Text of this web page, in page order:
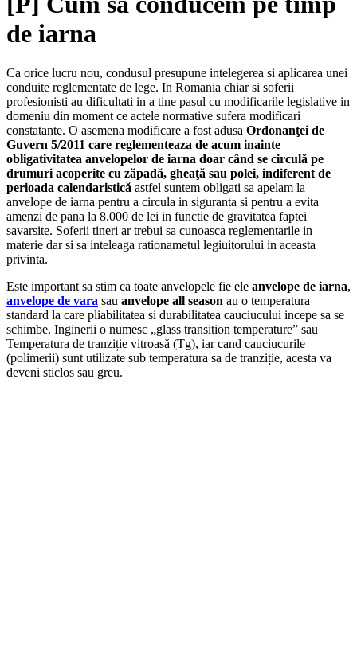
de iarna
Ca orice lucru nou, condusul presupune intelegerea si aplicarea unei
conduite reglementate de lege. In Romania chiar si soferii
profesionisti au dificultati in a tine pasul cu modificarile legislative in
domeniu din moment ce actele normative sufera modificari
constatante. O asemena modificare a fost adusa Ordonanţei de
Guvern 5/2011 care reglementeaza de acum inainte
obligativitatea anvelopelor de iarna doar când se circulă pe
drumuri acoperite cu zăpadă, gheaţă sau polei, indiferent de
perioada calendaristică astfel suntem obligati sa apelam la
anvelope de iarna pentru a circula in siguranta si pentru a evita
amenzi de pana la 8.000 de lei in functie de gravitatea faptei
savarsite. Soferii tineri ar trebui sa cunoasca reglementarile in
materie dar si sa inteleaga rationametul legiuitorului in aceasta
privinta.
Este important sa stim ca toate anvelopele fie ele anvelope de iarna,
anvelope de vara sau anvelope all season au o temperatura
standard la care pliabilitatea si durabilitatea cauciucului incepe sa se
schimbe. Inginerii o numesc „glass transition temperature” sau
Temperatura de tranziție vitroasă (Tg), iar cand cauciucurile
(polimerii) sunt utilizate sub temperatura sa de tranziție, acesta va
deveni sticlos sau greu.